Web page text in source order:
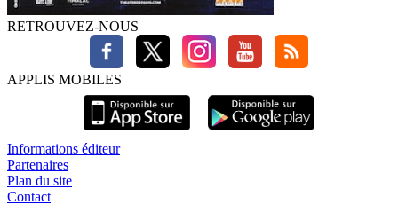
RETROUVEZ-NOUS
APPLIS MOBILES
Informations éditeur
Partenaires
Plan du site
Contact